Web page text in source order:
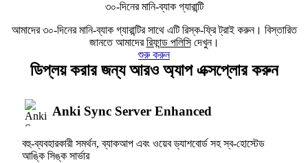
৩০-দিনের মানি-ব্যাক গ্যারান্টি
আমাদের ৩০-দিনের মানি-ব্যাক গ্যারান্টির সাথে এটি রিস্ক-ফ্রি ট্রাই করুন। বিস্তারিত
জানতে আমাদেররিফান্ড পলিসিদেখুন।
শুরু করুন
ডিপ্লয় করার জন্য আরও অ্যাপ এক্সপ্লোর করুন
Anki Sync Server Enhanced
বহু-ব্যবহারকারী সমর্থন, ব্যাকআপ এবং ওয়েব ড্যাশবোর্ড সহ স্ব-হোস্টেড
আঙ্কি সিঙ্ক সার্ভার